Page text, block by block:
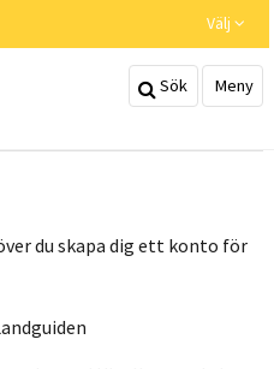
Välj
Sök Meny
du skapa dig ett konto för